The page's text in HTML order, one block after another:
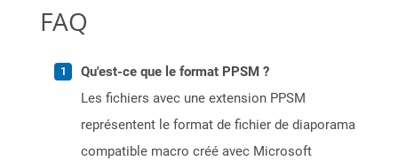
FAQ
Qu'est-ce que le format PPSM ?
Les fichiers avec une extension PPSM
représentent le format de fichier de diaporama
compatible macro créé avec Microsoft